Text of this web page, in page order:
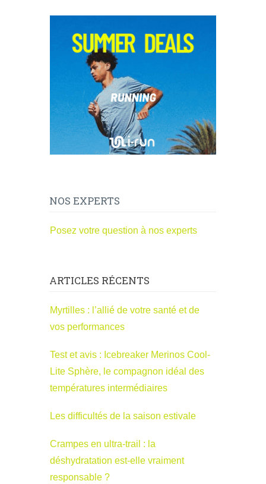
NOS EXPERTS
Posez votre question à nos experts
ARTICLES RÉCENTS
Myrtilles : l’allié de votre santé et de
vos performances
Test et avis : Icebreaker Merinos Cool-
Lite Sphère, le compagnon idéal des
températures intermédiaires
Les difficultés de la saison estivale
Crampes en ultra-trail : la
déshydratation est-elle vraiment
responsable ?